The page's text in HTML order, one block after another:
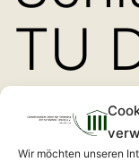
Wir möchten unseren
TU